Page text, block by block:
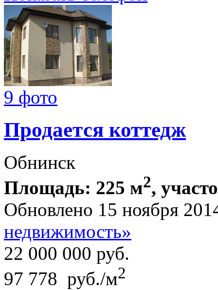
9 фото
Продается коттедж
Обнинск
Площадь: 225 м2,
Обновлено 15 ноября
недвижимость»
22 000 000 руб.
97 778 руб./м2